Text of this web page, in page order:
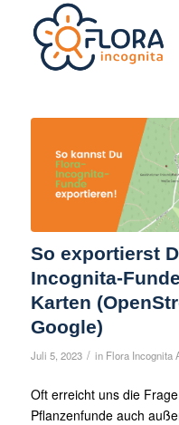
So exportierst
Incognita-
Karten
Google)
Juli 5, 2023 / in Flora Incognita
Oft erreicht uns die
Pflanzenfunde auch